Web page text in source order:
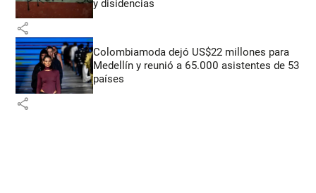
y disidencias
share
Colombiamoda dejó US$22 millones para
Medellín y reunió a 65.000 asistentes de 53
países
share